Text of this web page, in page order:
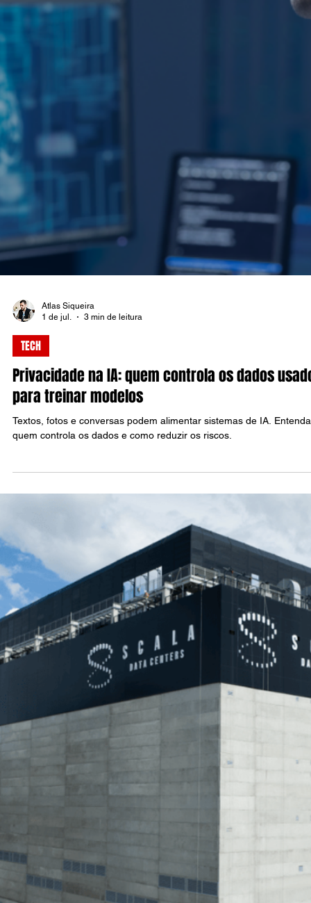
Atlas Siqueira
1 de jul.
3 min de leitura
TECH
Privacidade na IA: quem controla os dados
para treinar modelos
Textos, fotos e conversas podem alimentar sistemas de IA. Entenda
quem controla os dados e como reduzir os riscos.